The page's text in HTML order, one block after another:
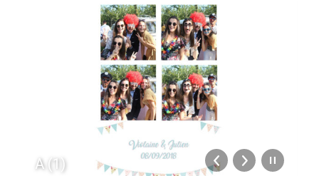
A (1)